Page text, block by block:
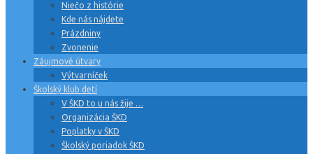
Niečo z histórie
Kde nás nájdete
Prázdniny
Zvonenie
Záujmové útvary
Výtvarníček
Školský klub detí
V ŠKD to u nás žije …
Organizácia ŠKD
Poplatky v ŠKD
Školský poriadok ŠKD